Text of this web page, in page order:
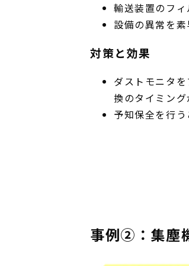
輸送装置のフ
設備の異常を
対策と効果
ダストモニタ
換のタイミング
予知保全を行
事例②：集塵